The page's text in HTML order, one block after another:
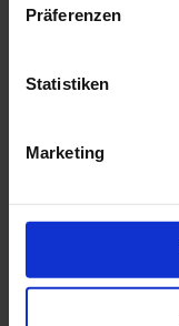
Präferenzen
Statistiken
Marketing